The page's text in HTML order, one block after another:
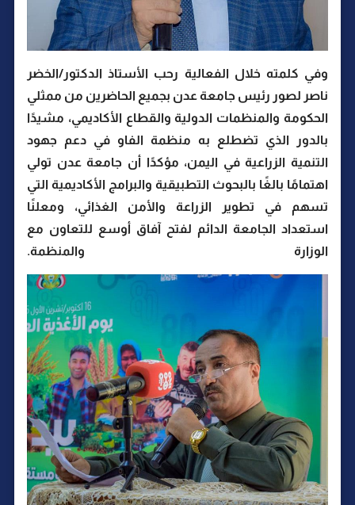
وفي كلمته خلال الفعالية رحب الأستاذ الدكتور/الخضر
ناصر لصور رئيس جامعة عدن بجميع الحاضرين من ممثلي
الحكومة والمنظمات الدولية والقطاع الأكاديمي، مشيدًا
بالدور الذي تضطلع به منظمة الفاو في دعم جهود
التنمية الزراعية في اليمن، مؤكدًا أن جامعة عدن تولي
اهتمامًا بالغًا بالبحوث التطبيقية والبرامج الأكاديمية التي
تسهم في تطوير الزراعة والأمن الغذائي، ومعلنًا
استعداد الجامعة الدائم لفتح آفاق أوسع للتعاون مع
الوزارة والمنظمة.